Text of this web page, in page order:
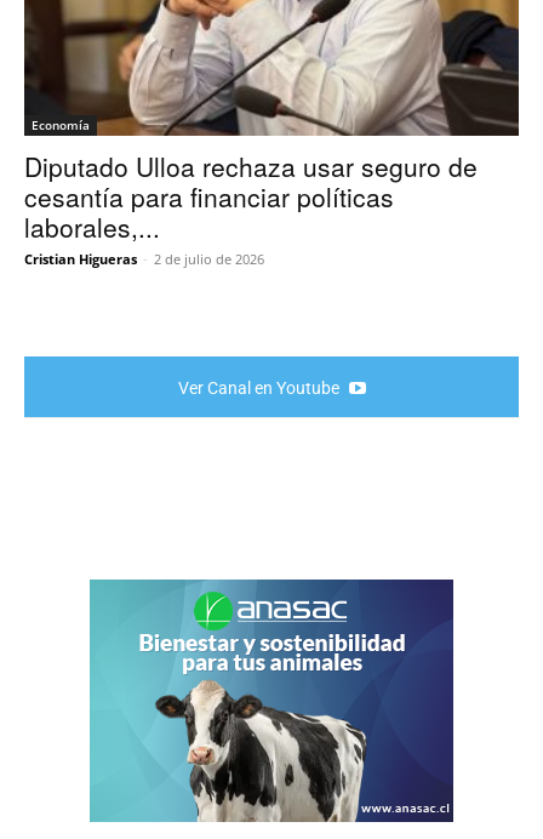
Economía
Diputado Ulloa rechaza usar seguro de
cesantía para financiar políticas
laborales,...
Cristian Higueras - 2 de julio de 2026
Ver Canal en Youtube